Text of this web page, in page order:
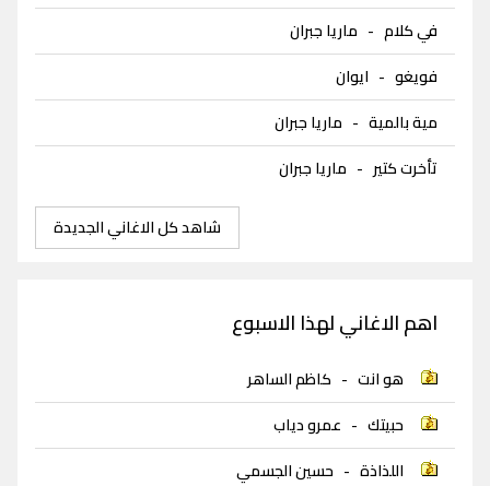
في كلام - ماريا جبران
فويغو - ايوان
مية بالمية - ماريا جبران
تأخرت كتير - ماريا جبران
شاهد كل الاغاني الجديدة
اهم الاغاني لهذا الاسبوع
هو انت - كاظم الساهر
حبيتك - عمرو دياب
اللذاذة - حسين الجسمي